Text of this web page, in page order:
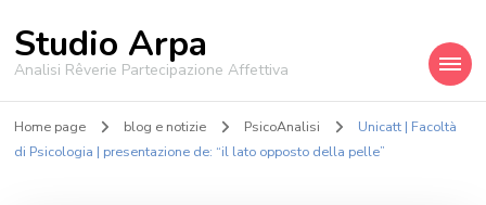
Studio Arpa
Analisi Rêverie Partecipazione Affettiva
Home page blog e notizie PsicoAnalisi
Unicatt | Facoltà
di Psicologia | presentazione de: “il lato opposto della pelle”